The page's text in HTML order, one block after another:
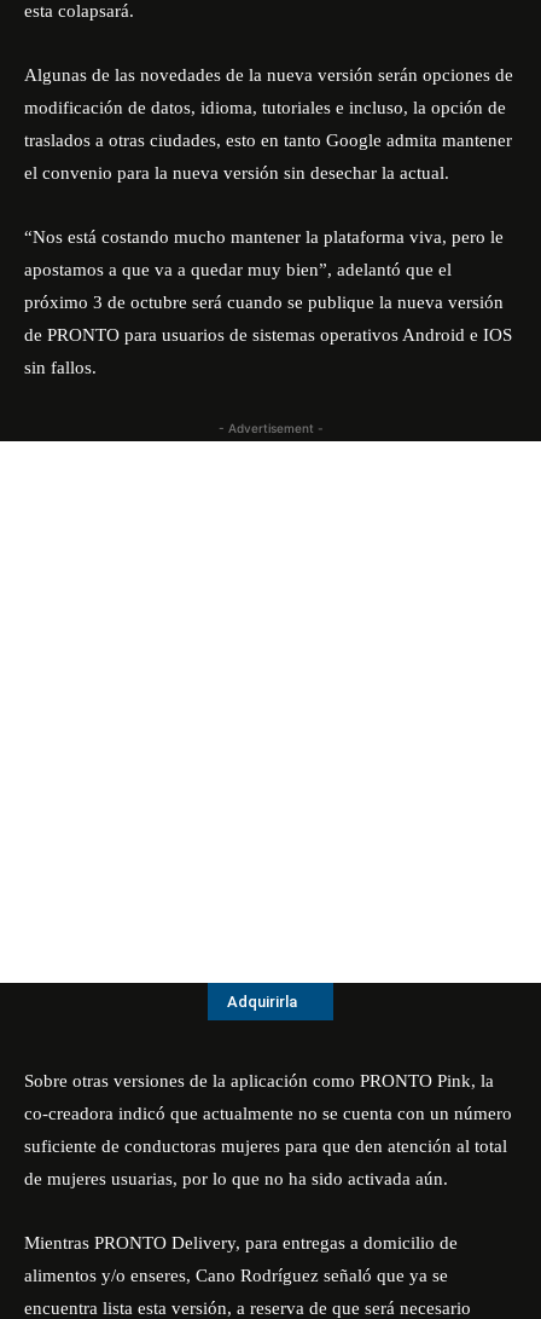
esta colapsará.
Algunas de las novedades de la nueva versión serán opciones de
modificación de datos, idioma, tutoriales e incluso, la opción de
traslados a otras ciudades, esto en tanto Google admita mantener
el convenio para la nueva versión sin desechar la actual.
“Nos está costando mucho mantener la plataforma viva, pero le
apostamos a que va a quedar muy bien”, adelantó que el
próximo 3 de octubre será cuando se publique la nueva versión
de PRONTO para usuarios de sistemas operativos Android e IOS
sin fallos.
- Advertisement -
Adquirirla
Sobre otras versiones de la aplicación como PRONTO Pink, la
co-creadora indicó que actualmente no se cuenta con un número
suficiente de conductoras mujeres para que den atención al total
de mujeres usuarias, por lo que no ha sido activada aún.
Mientras PRONTO Delivery, para entregas a domicilio de
alimentos y/o enseres, Cano Rodríguez señaló que ya se
encuentra lista esta versión, a reserva de que será necesario